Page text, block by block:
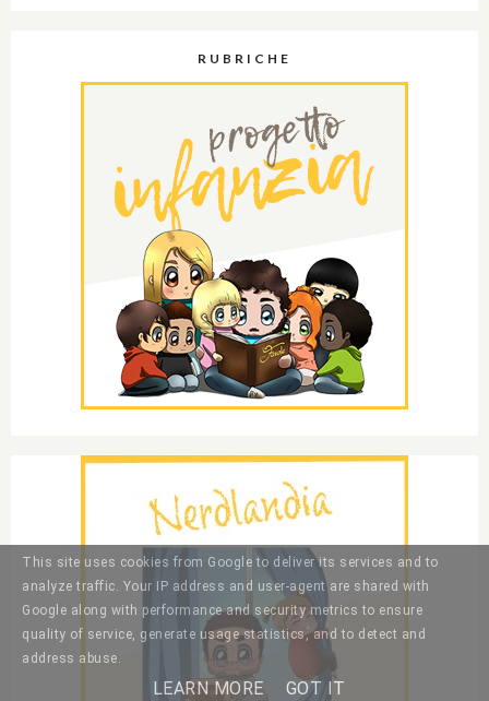
RUBRICHE
This site uses cookies from Google to deliver its services and to
analyze traffic. Your IP address and user-agent are shared with
Google along with performance and security metrics to ensure
quality of service, generate usage statistics, and to detect and
address abuse.
LEARN MORE GOT IT